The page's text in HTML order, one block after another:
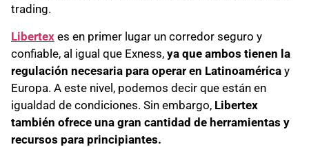
trading.
Libertex es en primer lugar un corredor seguro y
confiable, al igual que Exness, ya que ambos tienen la
regulación necesaria para operar en Latinoamérica y
Europa. A este nivel, podemos decir que están en
igualdad de condiciones. Sin embargo, Libertex
también ofrece una gran cantidad de herramientas y
recursos para principiantes.